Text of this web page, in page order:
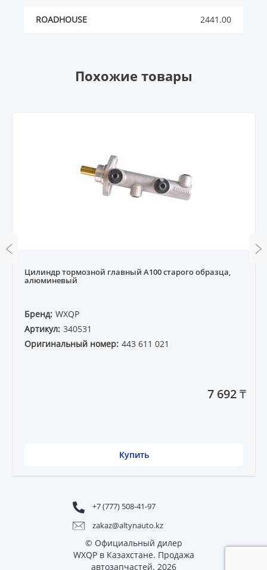
ROADHOUSE 2441.00
Похожие товары
Цилиндр тормозной главный A100 старого образца,
алюминевый
Бренд: WXQP
Артикул: 340531
Оригинальный номер: 443 611 021
7 692 ₸
Купить
+7 (777) 508-41-97
zakaz@altynauto.kz
© Официальный дилер
WXQP в Казахстане. Продажа
автозапчастей. 2026